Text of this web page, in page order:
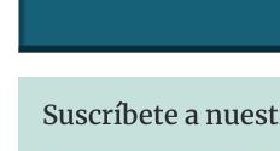
Suscríbete a